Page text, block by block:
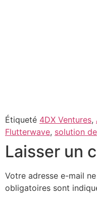
Étiqueté 4DX Ventures,
Flutterwave, solution
Laisser un
Votre adresse e-mail
obligatoires sont